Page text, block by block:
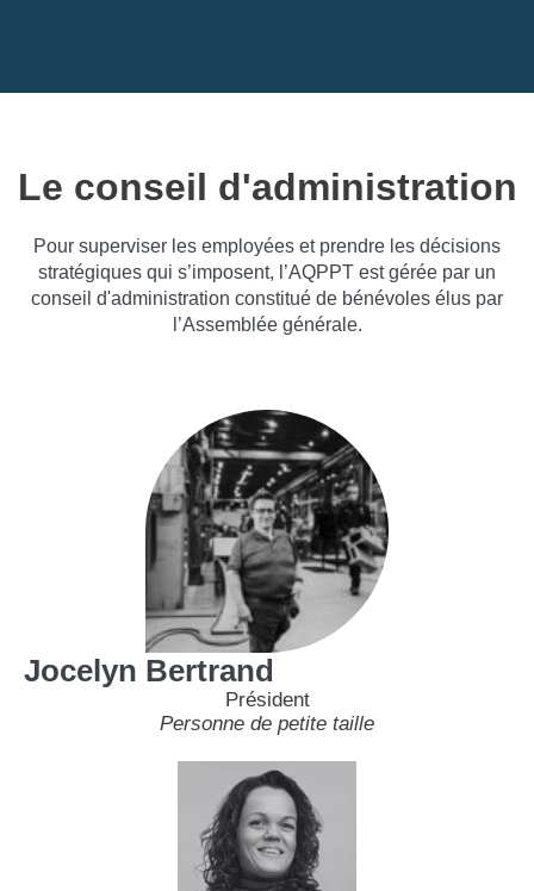
Le conseil d'administration
Pour superviser les employées et prendre les décisions
stratégiques qui s’imposent, l’AQPPT est gérée par un
conseil d'administration constitué de bénévoles élus par
l’Assemblée générale.
Jocelyn Bertrand
Président
Personne de petite taille